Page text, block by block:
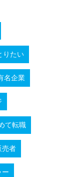
りたい
名企業
て転職
売者
ー